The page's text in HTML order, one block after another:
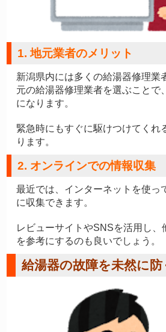
1. 地元業者のメリット
新潟県内には多くの給湯器修理業
元の給湯器修理業者を選ぶことで
になります。
緊急時にもすぐに駆けつけてくれ
ります。
2. オンラインでの情報収集
最近では、インターネットを使っ
に収集できます。
レビューサイトやSNSを活用し、
を参考にするのも良いでしょう。
給湯器の故障を未然に